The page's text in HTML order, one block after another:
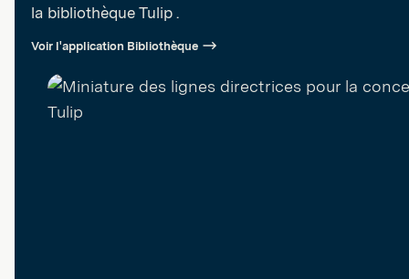
la bibliothèque Tulip .
Voir l'application Bibliothèque